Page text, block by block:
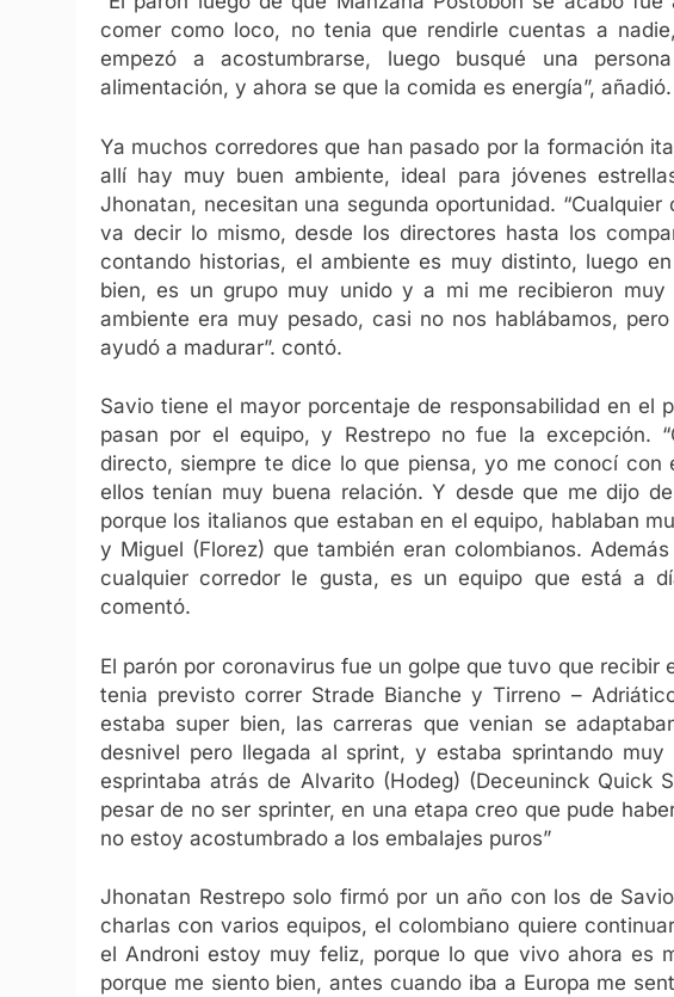
comer como loco, no tenia que rendirle cuentas a
empezó a acostumbrarse, luego busqué una
alimentación, y ahora se que la comida es energía”, añadió.
Ya muchos corredores que han pasado por la formación
allí hay muy buen ambiente, ideal para jóvenes
Jhonatan, necesitan una segunda oportunidad.
va decir lo mismo, desde los directores hasta los
contando historias, el ambiente es muy distinto, luego
bien, es un grupo muy unido y a mi me recibieron
ambiente era muy pesado, casi no nos hablábamos,
ayudó a madurar”. contó.
Savio tiene el mayor porcentaje de responsabilidad en el
pasan por el equipo, y Restrepo no fue la excepción.
directo, siempre te dice lo que piensa, yo me conocí con
ellos tenían muy buena relación. Y desde que me dijo
porque los italianos que estaban en el equipo, hablaban
y Miguel (Florez) que también eran colombianos.
cualquier corredor le gusta, es un equipo que está a
comentó.
El parón por coronavirus fue un golpe que tuvo que recibir
tenia previsto correr Strade Bianche y Tirreno –
estaba super bien, las carreras que venian se
desnivel pero llegada al sprint, y estaba sprintando
esprintaba atrás de Alvarito (Hodeg) (Deceuninck Quick
pesar de no ser sprinter, en una etapa creo que pude
no estoy acostumbrado a los embalajes puros”
Jhonatan Restrepo solo firmó por un año con los de
charlas con varios equipos, el colombiano quiere
el Androni estoy muy feliz, porque lo que vivo ahora es
porque me siento bien, antes cuando iba a Europa me